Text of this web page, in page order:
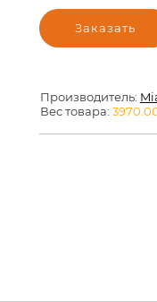
Заказать
Производитель:
Вес товара: